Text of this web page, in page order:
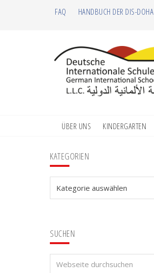
FAQ HANDBUCH DER DIS-DOHA
ÜBER UNS KINDERGARTEN
Seitenspalte
KATEGORIEN
SUCHEN
Webseite